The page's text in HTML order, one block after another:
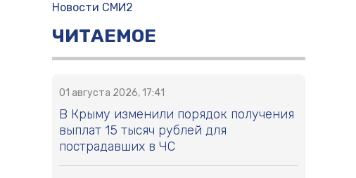
Новости СМИ2
ЧИТАЕМОЕ
01 августа 2026, 17:41
В Крыму изменили порядок получения
выплат 15 тысяч рублей для
пострадавших в ЧС